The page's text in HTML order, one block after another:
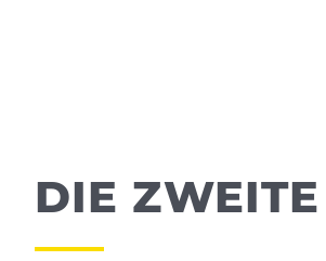
DIE